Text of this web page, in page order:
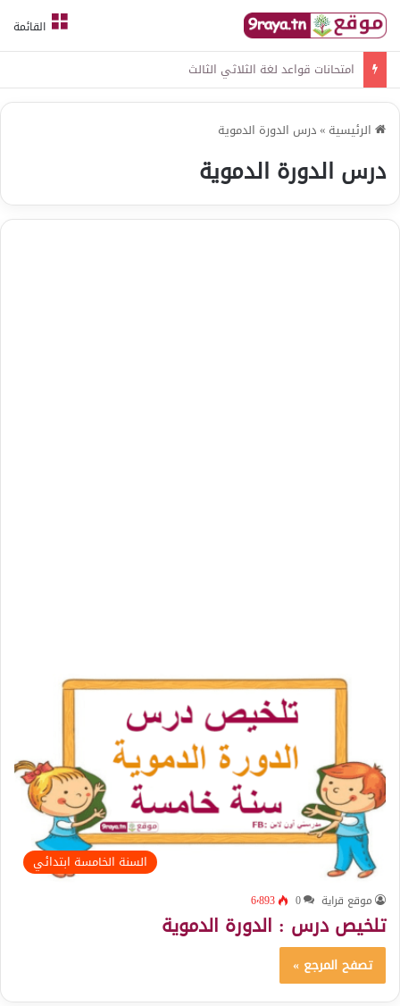
القائمة
امتحانات قواعد لغة الثلاثي الثالث
الرئيسية »درس الدورة الدموية
درس الدورة الدموية
السنة الخامسة ابتدائي
موقع قراية 0 6٬893
تلخيص درس : الدورة الدموية
تصفح المرجع »